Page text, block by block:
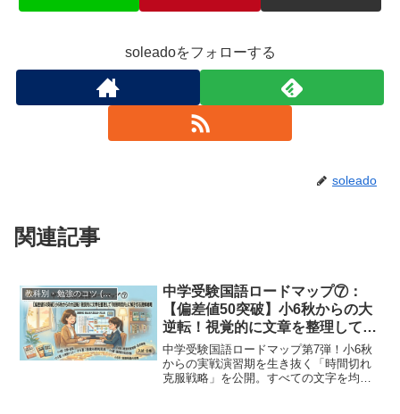
soleadoをフォローする
soleado
関連記事
教科別・勉強のコツ (Study Method)
中学受験国語ロードマップ⑦：
【偏差値50突破】小6秋からの大
逆転！視覚的に文章を整理して
「制限時間内」に解き切る読解戦
略
中学受験国語ロードマップ第7弾！小6秋
からの実戦演習期を生き抜く「時間切れ
克服戦略」を公開。すべての文字を均一